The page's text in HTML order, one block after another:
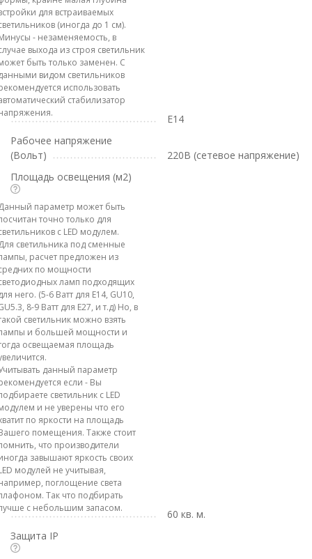
для встраиваемых
(иногда до 1 см).
- незаменяемость, в
выхода из строя светильник
быть только заменен. С
видом светильников
использовать
стабилизатор
E14
Рабочее напряжение
(Вольт)
220В (сетевое напряжение)
Площадь освещения (м2)
параметр может быть
точно только для
с LED модулем.
светильника под сменные
расчет предложен из
по мощности
ламп подходящих
него. (5-6 Ватт для E14, GU10,
8-9 Ватт для E27, и т.д) Но, в
светильник можно взять
и большей мощности и
освещаемая площадь
данный параметр
если - Вы
светильник с LED
и не уверены что его
по яркости на площадь
помещения. Также стоит
что производители
завышают яркость своих
модулей не учитывая,
поглощение света
Так что подбирать
с небольшим запасом.
60 кв. м.
Защита IP